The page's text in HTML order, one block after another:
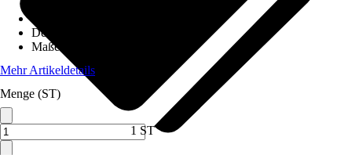
Dekor / Muster
Maße (BxH)
Mehr Artikeldetails
Menge (ST)
1 ST